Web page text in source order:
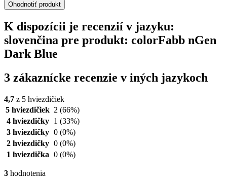
Ohodnotiť produkt
K dispozícii je recenzií v jazyku:
slovenčina pre produkt: colorFabb nGen
Dark Blue
3 zákaznícke recenzie v iných jazykoch
4,7 z 5 hviezdičiek
5 hviezdičiek 2 (66%)
4 hviezdičky
1 (33%)
3 hviezdičky 0 (0%)
2 hviezdičky 0 (0%)
1 hviezdička 0 (0%)
3 hodnotenia